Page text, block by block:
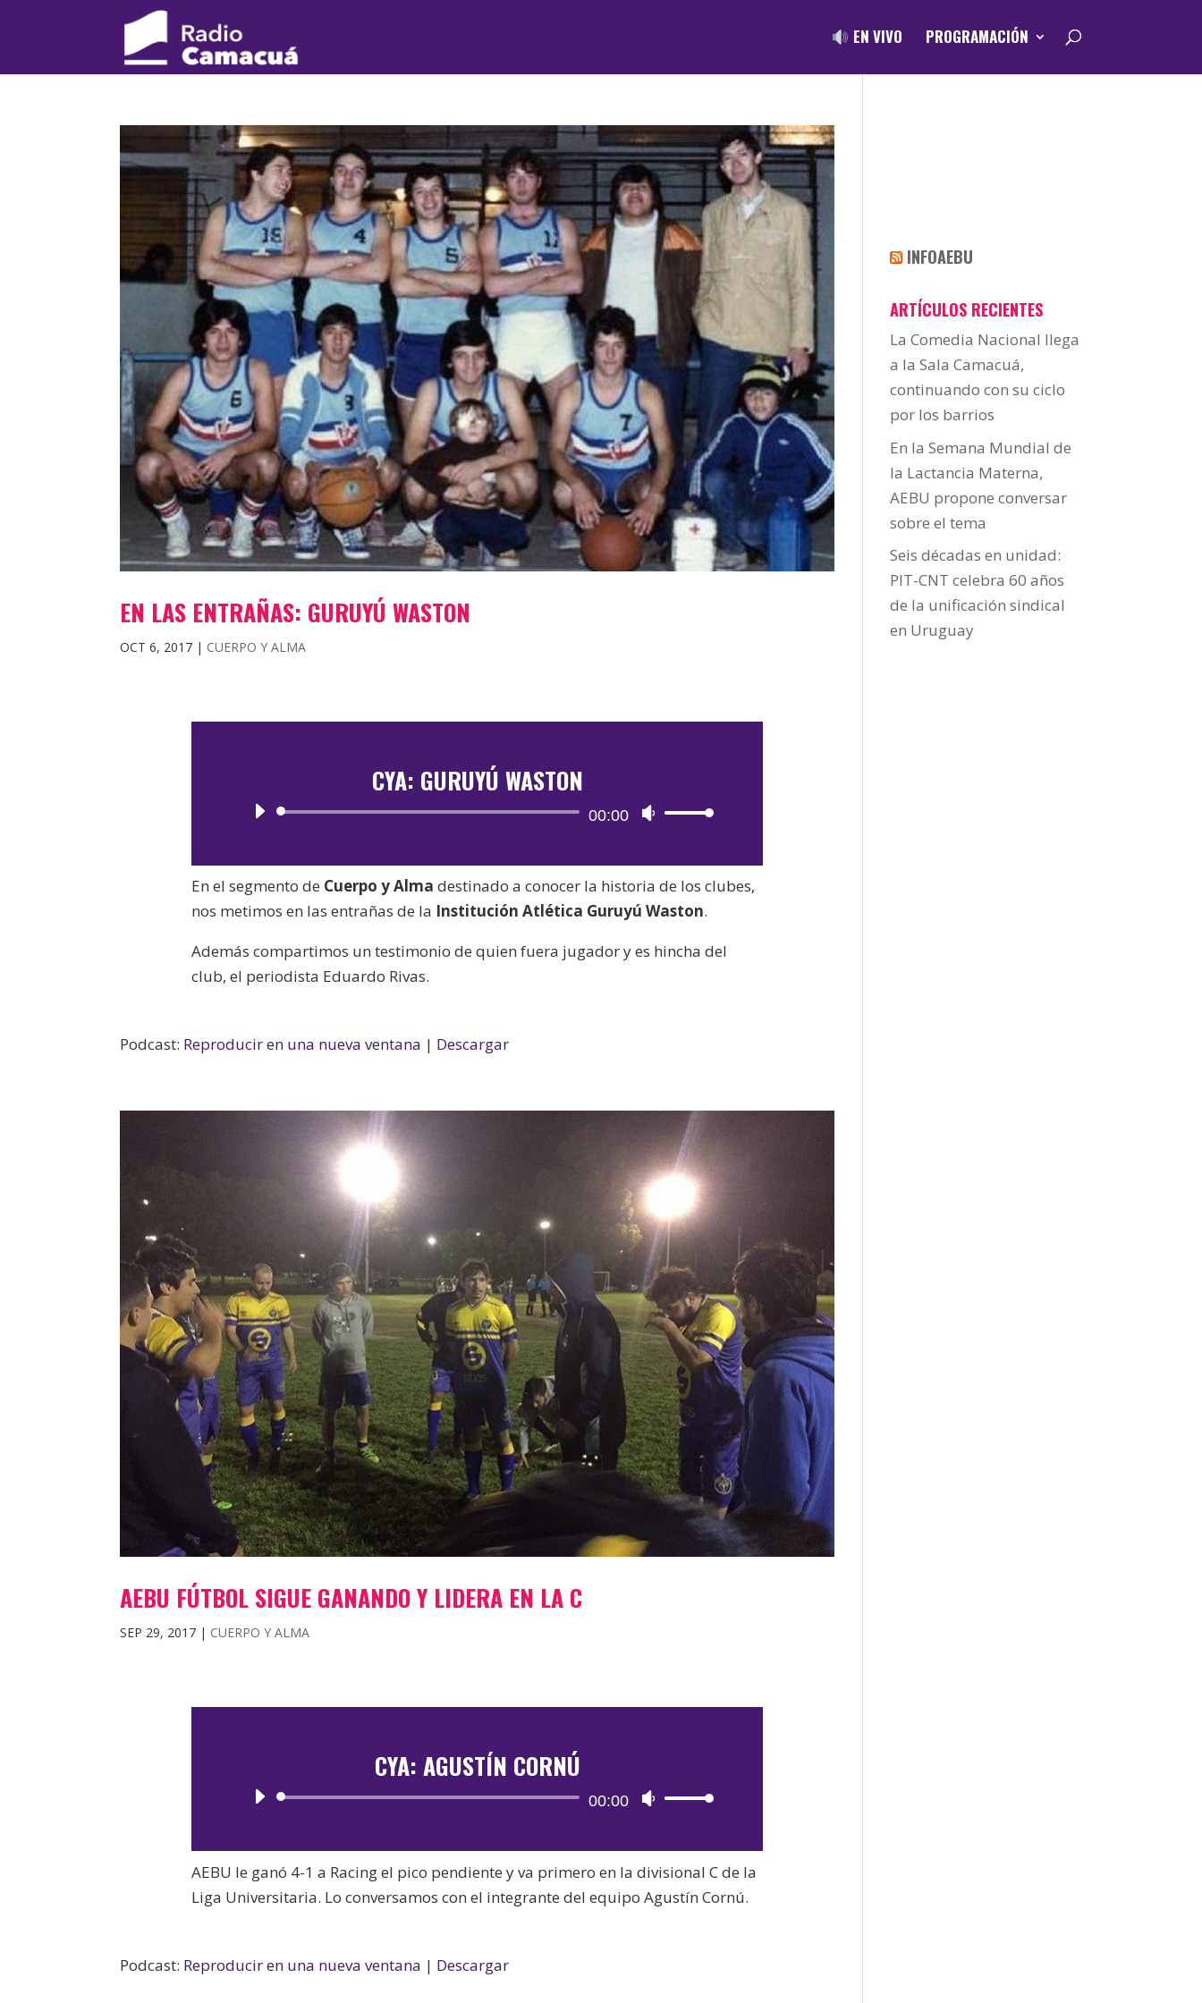
EN VIVO PROGRAMACIÓN
EN LAS ENTRAÑAS: GURUYÚ WASTON
OCT 6, 2017 | CUERPO Y ALMA
CYA: GURUYÚ WASTON
Reproductor
audio
00:00
Utiliza
teclas
de
flecha
En el segmento de Cuerpo y Alma destinado a conocer la historia de los clubes,
nos metimos en las entrañas de la Institución Atlética Guruyú Waston.
Además compartimos un testimonio de quien fuera jugador y es hincha del
club, el periodista Eduardo Rivas.
Podcast: Reproducir en una nueva ventana | Descargar
AEBU FÚTBOL SIGUE GANANDO Y LIDERA EN LA C
SEP 29, 2017 | CUERPO Y ALMA
CYA: AGUSTÍN CORNÚ
Reproductor
audio
00:00
Utiliza
teclas
de
flecha
AEBU le ganó 4-1 a Racing el pico pendiente y va primero en la divisional C de la
Liga Universitaria. Lo conversamos con el integrante del equipo Agustín Cornú.
Podcast: Reproducir en una nueva ventana | Descargar
INFOAEBU
ARTÍCULOS RECIENTES
La Comedia Nacional llega
a la Sala Camacuá,
continuando con su ciclo
por los barrios
En la Semana Mundial de
la Lactancia Materna,
AEBU propone conversar
sobre el tema
Seis décadas en unidad:
PIT-CNT celebra 60 años
de la unificación sindical
en Uruguay